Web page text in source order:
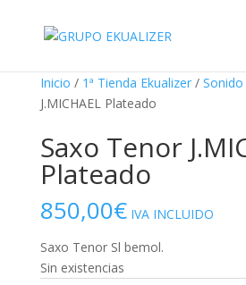
Inicio / 1ª Tienda Ekualizer/ Sonido
J.MICHAEL Plateado
Saxo Tenor
Plateado
850,00€ IVA INCLUIDO
Saxo Tenor Sl bemol.
Sin existencias